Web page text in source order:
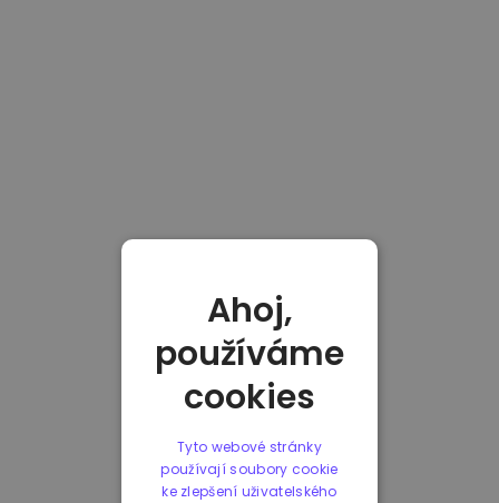
Ahoj,
používáme
cookies
Tyto webové stránky
používají soubory cookie
ke zlepšení uživatelského